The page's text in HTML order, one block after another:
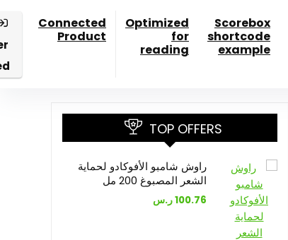
Scorebox
shortcode
example
Optimized
for
reading
Connected
Product
TOP OFFERS
راوش شامبو الأفوكادو لحماية
الشعر المصبوغ 200 مل
100.76ر.س